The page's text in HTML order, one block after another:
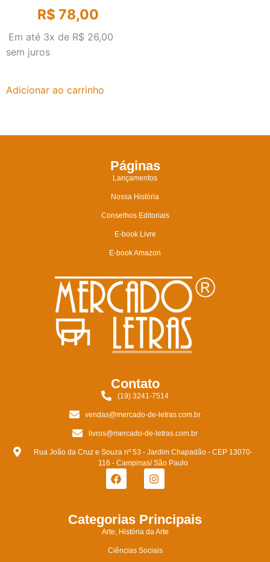
R$ 78,00
Em até 3x de R$ 26,00
sem juros
Adicionar ao carrinho
Páginas
Lançamentos
Nossa História
Conselhos Editoriais
E-book Livre
E-book Amazon
Contato
(19) 3241-7514
vendas@mercado-de-letras.com.br
livros@mercado-de-letras.com.br
Rua João da Cruz e Souza nº 53 - Jardim Chapadão - CEP 13070-
116 - Campinas/ São Paulo
Categorias Principais
Arte, História da Arte
Ciências Sociais